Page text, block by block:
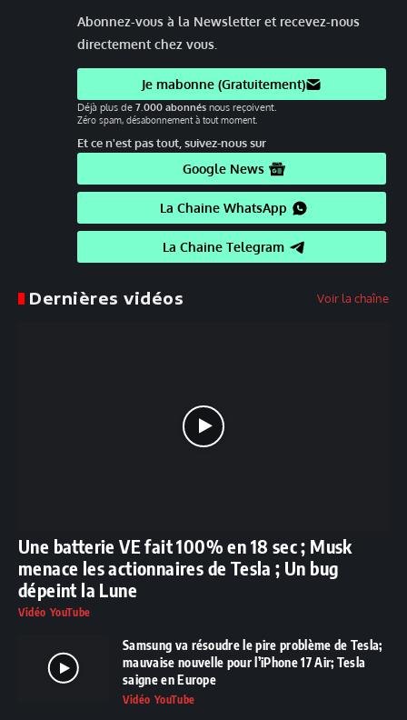
Abonnez-vous à la Newsletter et recevez-nous
directement chez vous.
Je mabonne (Gratuitement)
Déjà plus de 7.000 abonnés nous reçoivent.
Zéro spam, désabonnement à tout moment.
Et ce n'est pas tout, suivez-nous sur
Google News
La Chaine WhatsApp
La Chaine Telegram
Dernières vidéos Voir la chaîne
Une batterie VE fait 100% en 18 sec ; Musk
menace les actionnaires de Tesla ; Un bug
dépeint la Lune
Vidéo YouTube
Samsung va résoudre le pire problème de Tesla;
mauvaise nouvelle pour l’iPhone 17 Air; Tesla
saigne en Europe
Vidéo YouTube